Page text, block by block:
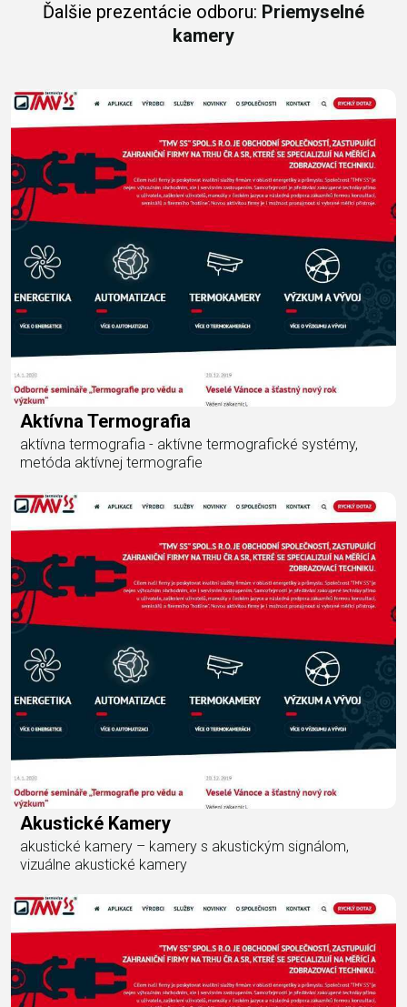
Ďalšie prezentácie odboru: Priemyselné
kamery
Aktívna Termografia
aktívna termografia - aktívne termografické systémy,
metóda aktívnej termografie
Akustické Kamery
akustické kamery – kamery s akustickým signálom,
vizuálne akustické kamery